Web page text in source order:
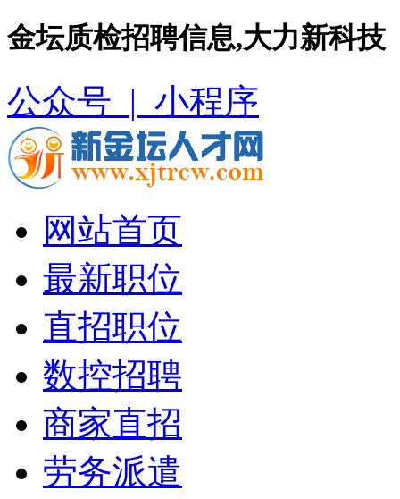
金坛质检招聘信息,大力新科
公众号 | 小程序
网站首页
最新职位
直招职位
数控招聘
商家直招
劳务派遣